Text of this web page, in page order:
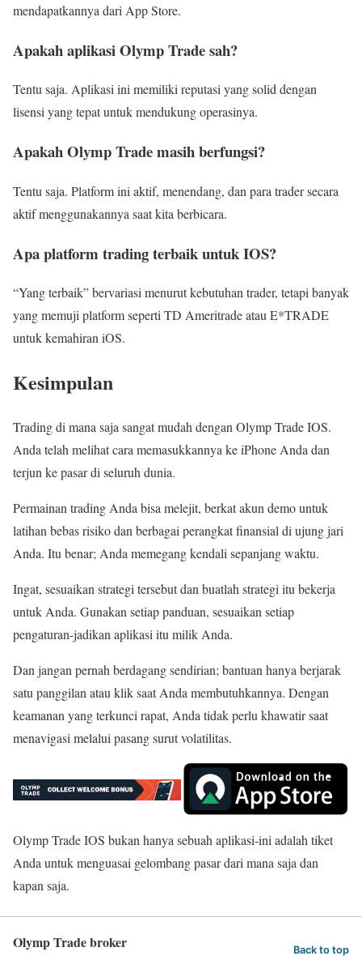
mendapatkannya dari App Store.
Apakah aplikasi Olymp Trade sah?
Tentu saja. Aplikasi ini memiliki reputasi yang solid dengan
lisensi yang tepat untuk mendukung operasinya.
Apakah Olymp Trade masih berfungsi?
Tentu saja. Platform ini aktif, menendang, dan para trader secara
aktif menggunakannya saat kita berbicara.
Apa platform trading terbaik untuk IOS?
“Yang terbaik” bervariasi menurut kebutuhan trader, tetapi banyak
yang memuji platform seperti TD Ameritrade atau E*TRADE
untuk kemahiran iOS.
Kesimpulan
Trading di mana saja sangat mudah dengan Olymp Trade IOS.
Anda telah melihat cara memasukkannya ke iPhone Anda dan
terjun ke pasar di seluruh dunia.
Permainan trading Anda bisa melejit, berkat akun demo untuk
latihan bebas risiko dan berbagai perangkat finansial di ujung jari
Anda. Itu benar; Anda memegang kendali sepanjang waktu.
Ingat, sesuaikan strategi tersebut dan buatlah strategi itu bekerja
untuk Anda. Gunakan setiap panduan, sesuaikan setiap
pengaturan-jadikan aplikasi itu milik Anda.
Dan jangan pernah berdagang sendirian; bantuan hanya berjarak
satu panggilan atau klik saat Anda membutuhkannya. Dengan
keamanan yang terkunci rapat, Anda tidak perlu khawatir saat
menavigasi melalui pasang surut volatilitas.
Olymp Trade IOS bukan hanya sebuah aplikasi-ini adalah tiket
Anda untuk menguasai gelombang pasar dari mana saja dan
kapan saja.
Olymp Trade broker Back to top